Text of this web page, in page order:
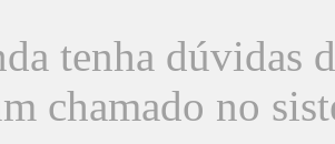
tenha dúvidas
chamado no